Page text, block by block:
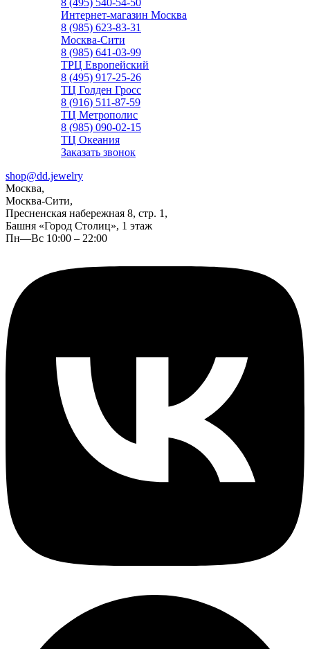
8 (495) 540-54-50
Интернет-магазин Москва
8 (985) 623-83-31
Москва-Сити
8 (985) 641-03-99
ТРЦ Европейский
8 (495) 917-25-26
ТЦ Голден Гросс
8 (916) 511-87-59
ТЦ Метрополис
8 (985) 090-02-15
ТЦ Океания
Заказать звонок
shop@dd.jewelry
Москва,
Москва-Сити,
Пресненская набережная 8, стр. 1,
Башня «Город Столиц», 1 этаж
Пн—Вс 10:00 – 22:00